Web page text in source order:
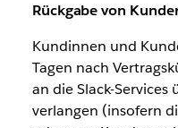
Rückgabe von
Kundinnen und
Tagen nach
an die Slack-
verlangen (insofern